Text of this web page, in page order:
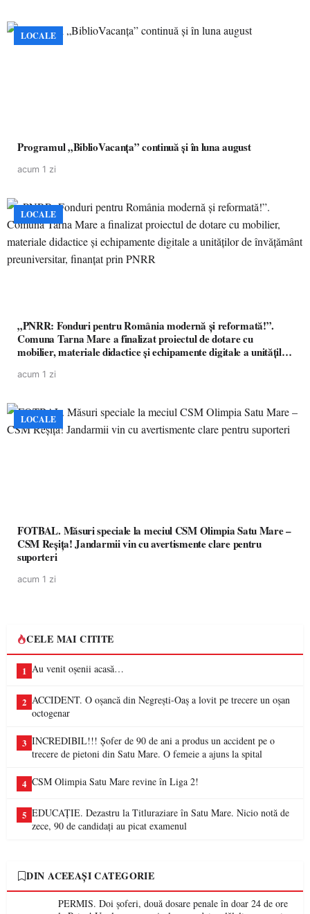
LOCALE
Programul „BiblioVacanța” continuă și în luna august
acum 1 zi
LOCALE
„PNRR: Fonduri pentru România modernă și reformată!”.
Comuna Tarna Mare a finalizat proiectul de dotare cu
mobilier, materiale didactice și echipamente digitale a unităților
acum 1 zi
LOCALE
FOTBAL. Măsuri speciale la meciul CSM Olimpia Satu Mare –
CSM Reșița! Jandarmii vin cu avertismente clare pentru
suporteri
acum 1 zi
CELE MAI CITITE
1 Au venit oșenii acasă…
2 ACCIDENT. O oșancă din Negrești-Oaș a lovit pe trecere un oșan
octogenar
3 INCREDIBIL!!! Șofer de 90 de ani a produs un accident pe o
trecere de pietoni din Satu Mare. O femeie a ajuns la spital
4 CSM Olimpia Satu Mare revine în Liga 2!
5 EDUCAȚIE. Dezastru la Titluraziare în Satu Mare. Nicio notă de
zece, 90 de candidați au picat examenul
DIN ACEEAȘI CATEGORIE
PERMIS. Doi șoferi, două dosare penale în doar 24 de ore